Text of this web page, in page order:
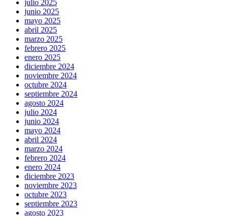
julio 2025
junio 2025
mayo 2025
abril 2025
marzo 2025
febrero 2025
enero 2025
diciembre 2024
noviembre 2024
octubre 2024
septiembre 2024
agosto 2024
julio 2024
junio 2024
mayo 2024
abril 2024
marzo 2024
febrero 2024
enero 2024
diciembre 2023
noviembre 2023
octubre 2023
septiembre 2023
agosto 2023